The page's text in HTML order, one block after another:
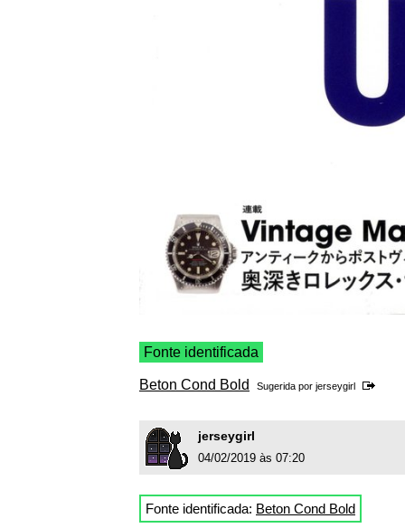
Fonte identificada
Beton Cond Bold Sugerida por jerseygirl
jerseygirl
04/02/2019 às 07:20
Fonte identificada: Beton Cond Bold